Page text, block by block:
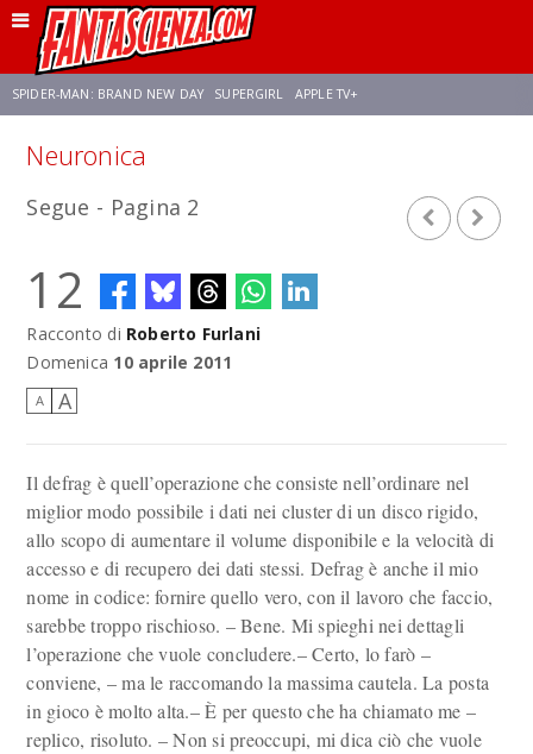
SPIDER-MAN: BRAND NEW DAY SUPERGIRL APPLE TV+
Neuronica
Segue - Pagina 2
12
Racconto di Roberto Furlani
Domenica 10 aprile 2011
A A
Il defrag è quell’operazione che consiste nell’ordinare nel
miglior modo possibile i dati nei cluster di un disco rigido,
allo scopo di aumentare il volume disponibile e la velocità di
accesso e di recupero dei dati stessi. Defrag è anche il mio
nome in codice: fornire quello vero, con il lavoro che faccio,
sarebbe troppo rischioso. – Bene. Mi spieghi nei dettagli
l’operazione che vuole concludere.– Certo, lo farò –
conviene, – ma le raccomando la massima cautela. La posta
in gioco è molto alta.– È per questo che ha chiamato me –
replico, risoluto. – Non si preoccupi, mi dica ciò che vuole